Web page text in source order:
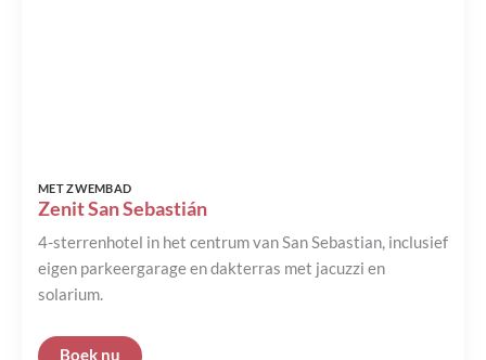
MET ZWEMBAD
Zenit San Sebastián
4-sterrenhotel in het centrum van San Sebastian, inclusief
eigen parkeergarage en dakterras met jacuzzi en
solarium.